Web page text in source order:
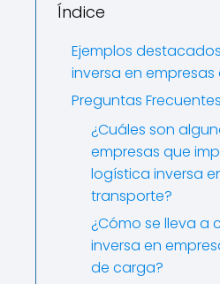
Índice
Ejemplos
inversa en
Preguntas Frecuentes
¿Cuáles son
empresas que
logística inversa
transporte?
¿Cómo se lleva a
inversa en
de carga?